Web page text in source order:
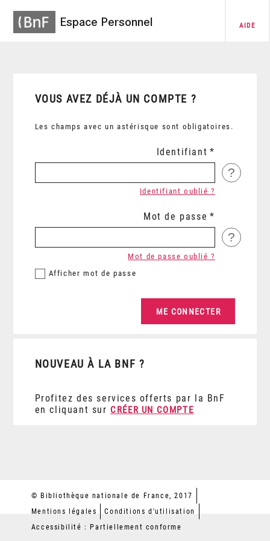
Espace Personnel AIDE
VOUS AVEZ DÉJÀ UN COMPTE ?
Les champs avec un astérisque sont obligatoires.
Identifiant
?
Identifiant oublié ?
Mot de passe
?
Afficher mot de passe
Mot de passe oublié ?
NOUVEAU À LA BNF ?
Profitez des services offerts par la BnF
en cliquant sur CRÉER UN COMPTE
© Bibliothèque nationale de France, 2017
Mentions légales
Conditions d'utilisation
Accessibilité : Partiellement conforme